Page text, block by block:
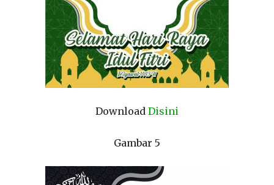
Download Disini
Gambar 5